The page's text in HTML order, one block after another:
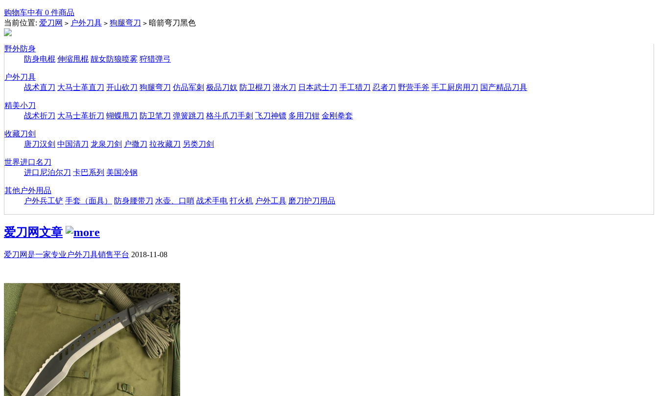
购物车中有 0 件商品
当前位置: 爱刀网 > 户外刀具 > 狗腿弯刀 > 暗箭弯刀黑色
野外防身
防身电棍 伸缩甩棍 靓女防狼喷雾 狩猎弹弓
户外刀具
战术直刀 大马士革直刀 开山砍刀 狗腿弯刀 仿品军刺 极品刀奴 防卫棍刀 潜水刀 日本武士刀 手工猎刀 忍者刀 野营手斧 手工厨房用刀 国产精品刀具
精美小刀
战术折刀 大马士革折刀 蝴蝶甩刀 防卫笔刀 弹簧跳刀 格斗爪刀手刺 飞刀神镖 多用刀钳 金刚拳套
收藏刀剑
唐刀汉剑 中国清刀 龙泉刀剑 户撒刀 拉孜藏刀 另类刀剑
世界进口名刀
进口尼泊尔刀 卡巴系列 美国冷钢
其他户外用品
户外兵工铲 手套（面具） 防身腰带刀 水壶、口哨 战术手电 打火机 户外工具 磨刀护刀用品
爱刀网文章
爱刀网是一家专业户外刀具销售平台 2018-11-08